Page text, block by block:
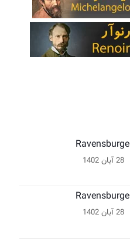
28 آبان 1402
28 آبان 1402